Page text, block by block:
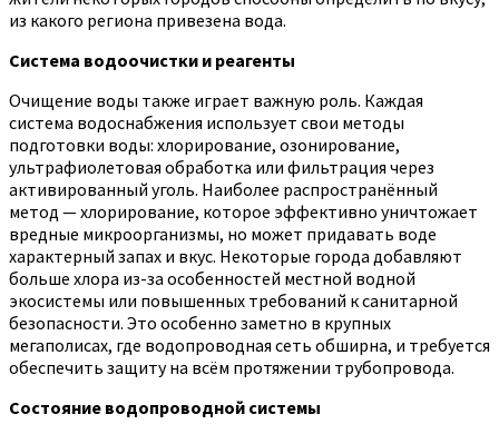
из какого региона привезена вода.
Система водоочистки и реагенты
Очищение воды также играет важную роль. Каждая
система водоснабжения использует свои методы
подготовки воды: хлорирование, озонирование,
ультрафиолетовая обработка или фильтрация через
активированный уголь. Наиболее распространённый
метод — хлорирование, которое эффективно уничтожает
вредные микроорганизмы, но может придавать воде
характерный запах и вкус. Некоторые города добавляют
больше хлора из-за особенностей местной водной
экосистемы или повышенных требований к санитарной
безопасности. Это особенно заметно в крупных
мегаполисах, где водопроводная сеть обширна, и требуется
обеспечить защиту на всём протяжении трубопровода.
Состояние водопроводной системы